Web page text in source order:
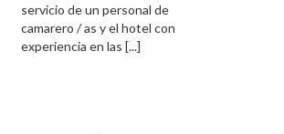
servicio de un personal de
camarero / as y el hotel con
experiencia en las [...]